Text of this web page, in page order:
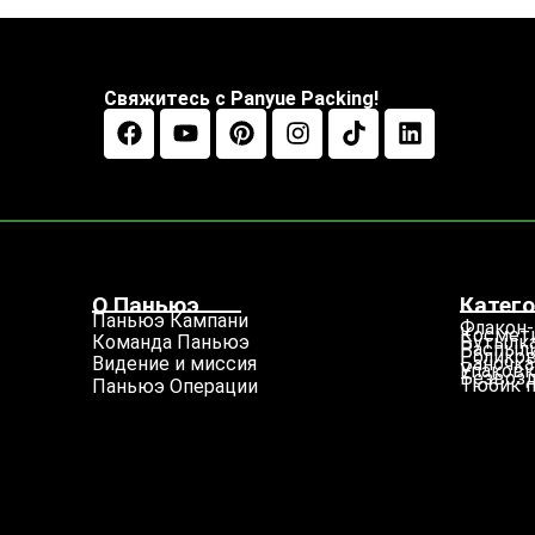
Свяжитесь с Panyue Packing!
О Паньюэ
Паньюэ Кампани
Команда Паньюэ
Видение и миссия
Паньюэ Операции
Тюбик